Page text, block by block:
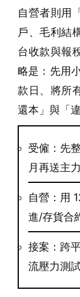
自營者則用
戶、毛利結
台收款與報
略是：先用
款日、將所
還本」與「
受僱：先
月再送主
自營：用
進/存貨合
接案：跨
流壓力測試